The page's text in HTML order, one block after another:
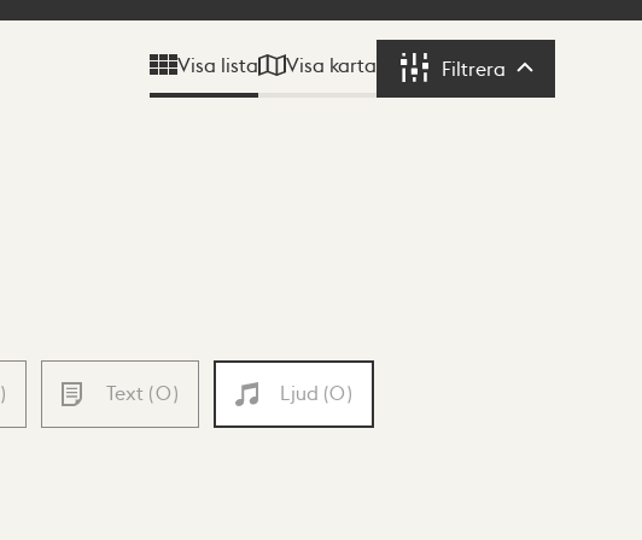
Visa lista Visa karta Filtrera Filtrera
) Text (0) Ljud (0)